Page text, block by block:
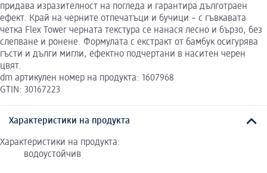
придава изразителност на погледа и гарантира дълготраен
ефект. Край на черните отпечатъци и бучици – с гъвкавата
четка Flex Tower черната текстура се нанася лесно и бързо, без
слепване и ронене. Формулата с екстракт от бамбук осигурява
гъсти и дълги мигли, ефектно подчертани в наситен черен
цвят.
dm артикулен номер на продукта: 1607968
GTIN: 30167223
Характеристики на продукта
Характеристики на продукта:
водоустойчив